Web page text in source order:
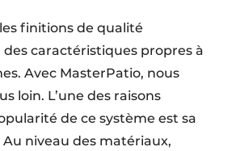
finitions de qualité
caractéristiques propres à
Avec MasterPatio, nous
loin. L’une des raisons
de ce système est sa
niveau des matériaux,